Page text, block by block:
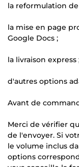
la reformulation
la mise en page
Google Docs ;
la livraison express
d'autres options
Avant de
Merci de vérifier
de l'envoyer. Si
le volume inclus
options